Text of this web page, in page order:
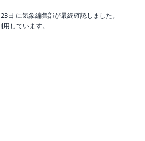
日 に気象編集部が最終確認しました。
しています。